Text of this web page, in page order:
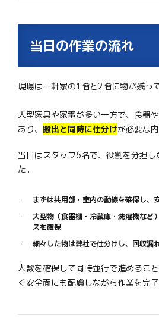
当日の作業の流れ
現場は一軒家の1階と2階に物が残っ
大型家具や家電が多い一方で、食器
あり、 搬出と同時に仕分けが必要な内
当日はスタッフ6名で、役割を分担
た。
まずは共用部・室内の動線を確保し、
大型物（食器棚・冷蔵庫・洗濯機など
スを確保
細々した物は弊社で仕分けし、回収漏
人数を確保して同時並行で進めるこ
く安全面にも配慮しながら作業を完了